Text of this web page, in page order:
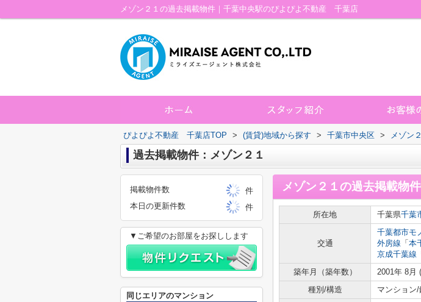
メゾン２１の過去掲載物件｜千葉中央駅のぴよぴよ不動産 千葉店
ぴよぴよ不動産 千葉店TOP > (賃貸)地域から探す > 千葉市中央区 > メゾン
過去掲載物件：メゾン２１
メゾン２１の過去掲載物
所在地 千葉県千葉
交通
千葉都市モ
外房線 「 本
京成千葉線
築年月（築年数）
2001年 8月
種別/構造
マンション/
掲載物件数
件
本日の更新件数
件
▼ご希望のお部屋をお探しします
同じエリアのマンション